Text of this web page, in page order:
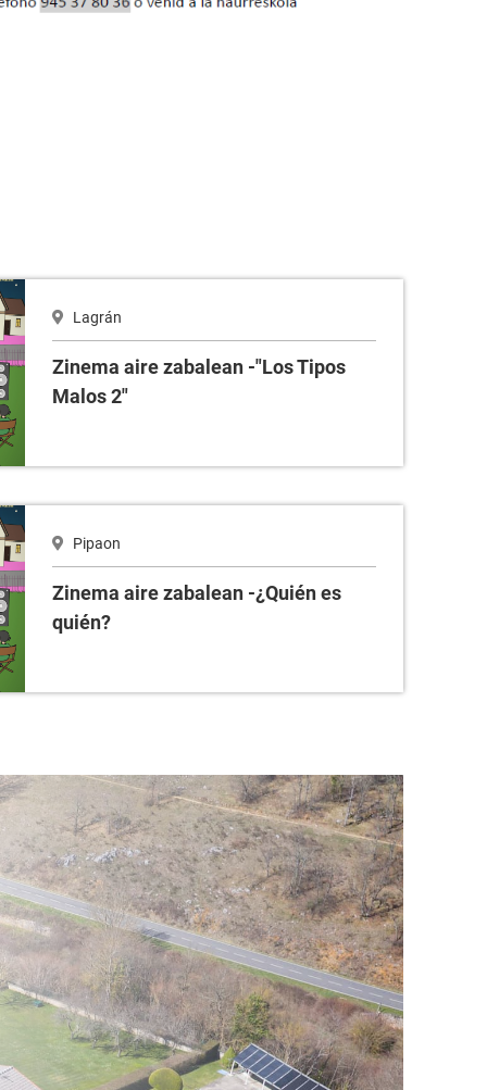
Malos 2"
Lagrán
Zinema aire zabalean -"Los Tipos
Malos 2"
Pipaon
Zinema aire zabalean -¿Quién es
quién?